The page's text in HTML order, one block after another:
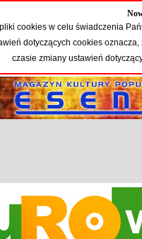
cookies w celu świadczenia
dotyczących cookies
czasie zmiany ustawień